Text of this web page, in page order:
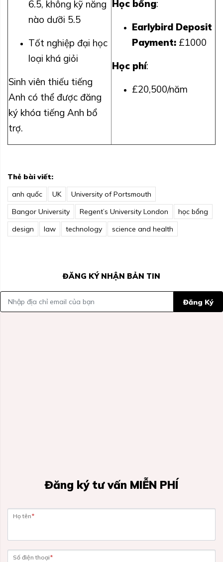
6.5, không kỹ năng
nào dưỡi 5.5
Tốt nghiệp đại học
loại khá giỏi
Sinh viên thiếu tiếng
Anh có thể được đăng
ký khóa tiếng Anh bổ
trợ.
Học bổng:
Earlybird Deposit
Payment: £1000
Học phí:
£20,500/năm
Thẻ bài viết:
anh quốc
UK
University of Portsmouth
Bangor University
Regent’s University London
học bổng
design
law technology science and health
ĐĂNG KÝ NHẬN BẢN TIN
Đăng Ký
Đăng ký tư vấn MIỄN PHÍ
Họ tên*
Số điện thoại*